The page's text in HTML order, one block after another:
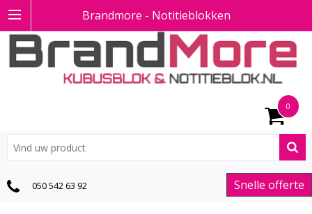
Brandmore - Notitieblokken
0
Snelle offerte
050 542 63 92